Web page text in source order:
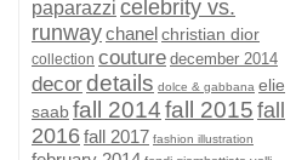
paparazzi celebrity vs.
runwaychanelchristian dior
collection couture december 2014
decordetails dolce & gabbana elie
saabfall 2014fall 2015 fall
2016fall 2017 fashion illustration